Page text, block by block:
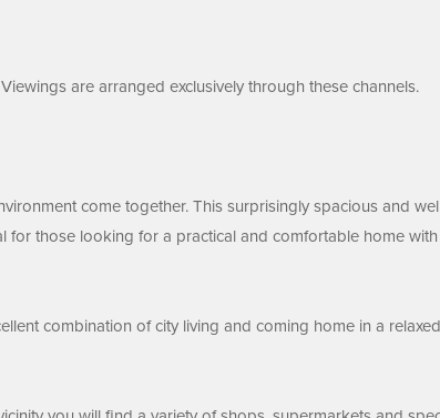
are arranged exclusively through these channels.
come together. This surprisingly spacious and
for those looking for a practical and comfortable home
combination of city living and coming home in a